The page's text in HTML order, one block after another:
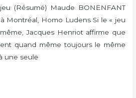
(Résumé) Maude BONENFANT
Montréal, Homo Ludens Si le « jeu
Jacques Henriot affirme que
quand même toujours le même
une seule